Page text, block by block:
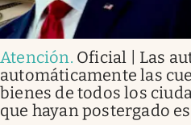
Atención. Oficial | Las
automáticamente las
bienes de todos los
que hayan postergado